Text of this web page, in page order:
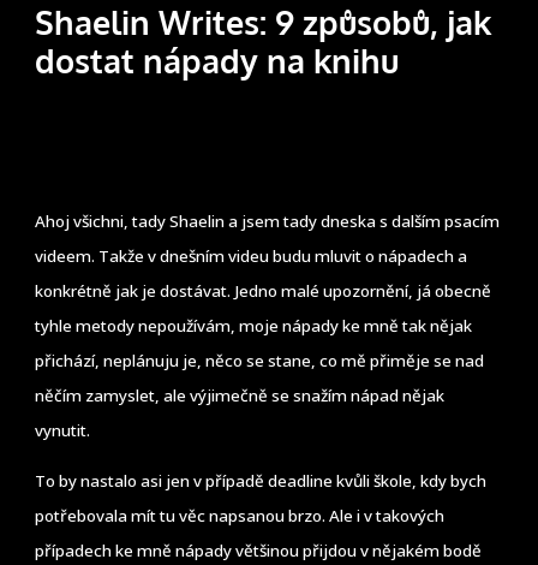
Shaelin Writes: 9 způsobů, jak
dostat nápady na knihu
Ahoj všichni, tady Shaelin a jsem tady dneska s dalším psacím
videem. Takže v dnešním videu budu mluvit o nápadech a
konkrétně jak je dostávat. Jedno malé upozornění, já obecně
tyhle metody nepoužívám, moje nápady ke mně tak nějak
přichází, neplánuju je, něco se stane, co mě přiměje se nad
něčím zamyslet, ale výjimečně se snažím nápad nějak
vynutit.
To by nastalo asi jen v případě deadline kvůli škole, kdy bych
potřebovala mít tu věc napsanou brzo. Ale i v takových
případech ke mně nápady většinou přijdou v nějakém bodě